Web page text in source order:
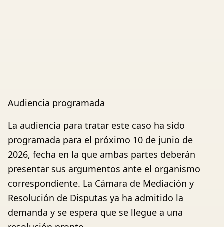
Audiencia programada
La audiencia para tratar este caso ha sido
programada para el próximo 10 de junio de
2026, fecha en la que ambas partes deberán
presentar sus argumentos ante el organismo
correspondiente. La Cámara de Mediación y
Resolución de Disputas ya ha admitido la
demanda y se espera que se llegue a una